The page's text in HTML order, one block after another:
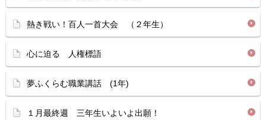
熱き戦い！百人一首大会 （２年生）
心に迫る 人権標語
夢ふくらむ職業講話 (1年)
１月最終週 三年生いよいよ出願！